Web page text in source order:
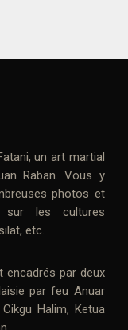
, un art martial
Raban. Vous y
photos et
sur les cultures
, etc.
encadrés par deux
par feu Anuar
Cikgu Halim, Ketua